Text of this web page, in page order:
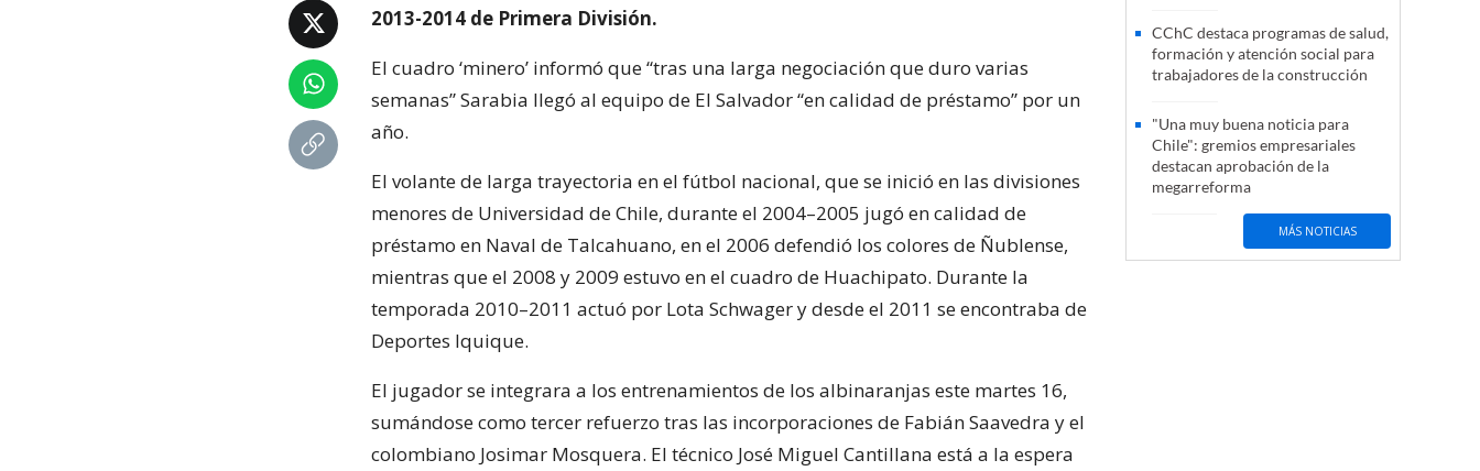
2013-2014 de Primera División.
El cuadro ‘minero’ informó que “tras una larga negociación que duro varias
semanas” Sarabia llegó al equipo de El Salvador “en calidad de préstamo” por un
año.
El volante de larga trayectoria en el fútbol nacional, que se inició en las divisiones
menores de Universidad de Chile, durante el 2004–2005 jugó en calidad de
préstamo en Naval de Talcahuano, en el 2006 defendió los colores de Ñublense,
mientras que el 2008 y 2009 estuvo en el cuadro de Huachipato. Durante la
temporada 2010–2011 actuó por Lota Schwager y desde el 2011 se encontraba de
Deportes Iquique.
El jugador se integrara a los entrenamientos de los albinaranjas este martes 16,
sumándose como tercer refuerzo tras las incorporaciones de Fabián Saavedra y el
colombiano Josimar Mosquera. El técnico José Miguel Cantillana está a la espera
CChC destaca programas de salud,
formación y atención social para
trabajadores de la construcción
"Una muy buena noticia para
Chile": gremios empresariales
destacan aprobación de la
megarreforma
MÁS NOTICIAS